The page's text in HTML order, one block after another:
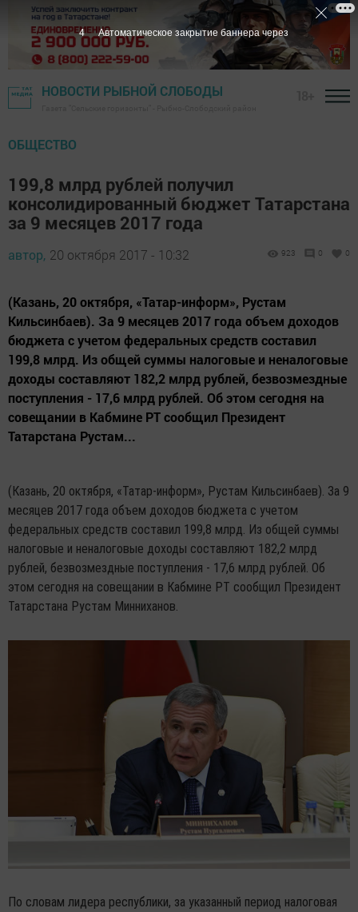
НОВОСТИ РЫБНОЙ СЛОБОДЫ
ОБЩЕСТВО
199,8 млрд рублей получил
консолидированный бюджет Татарстана
за 9 месяцев 2017 года
автор, 20 октября 2017 - 10:32 923 0 0
(Казань, 20 октября, «Татар-информ», Рустам
Кильсинбаев). За 9 месяцев 2017 года объем доходов
бюджета с учетом федеральных средств составил
199,8 млрд. Из общей суммы налоговые и неналоговые
доходы составляют 182,2 млрд рублей, безвозмездные
поступления - 17,6 млрд рублей. Об этом сегодня на
совещании в Кабмине РТ сообщил Президент
Татарстана Рустам...
(Казань, 20 октября, «Татар-информ», Рустам Кильсинбаев). За 9
месяцев 2017 года объем доходов бюджета с учетом
федеральных средств составил 199,8 млрд. Из общей суммы
налоговые и неналоговые доходы составляют 182,2 млрд
рублей, безвозмездные поступления - 17,6 млрд рублей. Об
этом сегодня на совещании в Кабмине РТ сообщил Президент
Татарстана Рустам Минниханов.
По словам лидера республики, за указанный период налоговая
3 Автоматическое закрытие баннера через